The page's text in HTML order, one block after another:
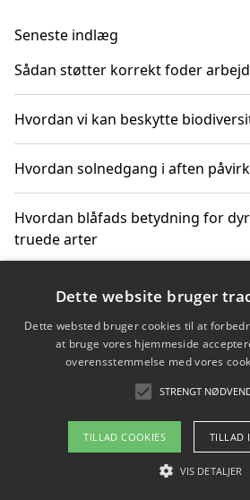
Seneste indlæg
Sådan støtter korrekt foder
Hvordan vi kan beskytte
Hvordan solnedgang i aften
Hvordan blåfads betydning for
truede arter
Hvordan kan gaver til unge
Copyright 2026 -
Om / kontakt
Blog
Dette website bruger
Dette websted bruger cookies til at
at bruge vores hjemmeside
overensstemmelse med vores
STRENGT
TILLAD COOKIES TILLAD
VIS DETALJER